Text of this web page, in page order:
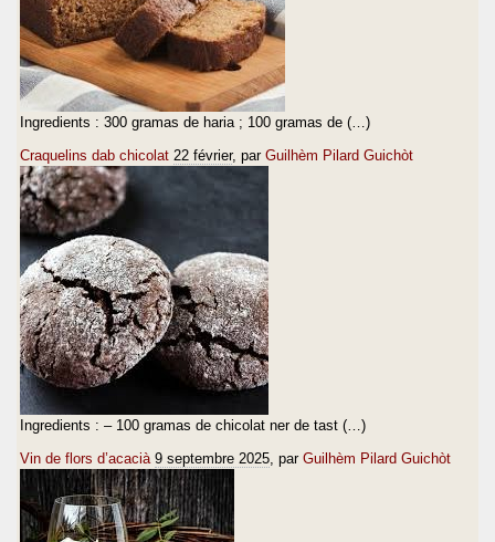
Ingredients : 300 gramas de haria ; 100 gramas de (…)
Craquelins dab chicolat 22 février, par Guilhèm Pilard Guichòt
Ingredients : – 100 gramas de chicolat ner de tast (…)
Vin de flors d’acacià 9 septembre 2025 , par Guilhèm Pilard Guichòt